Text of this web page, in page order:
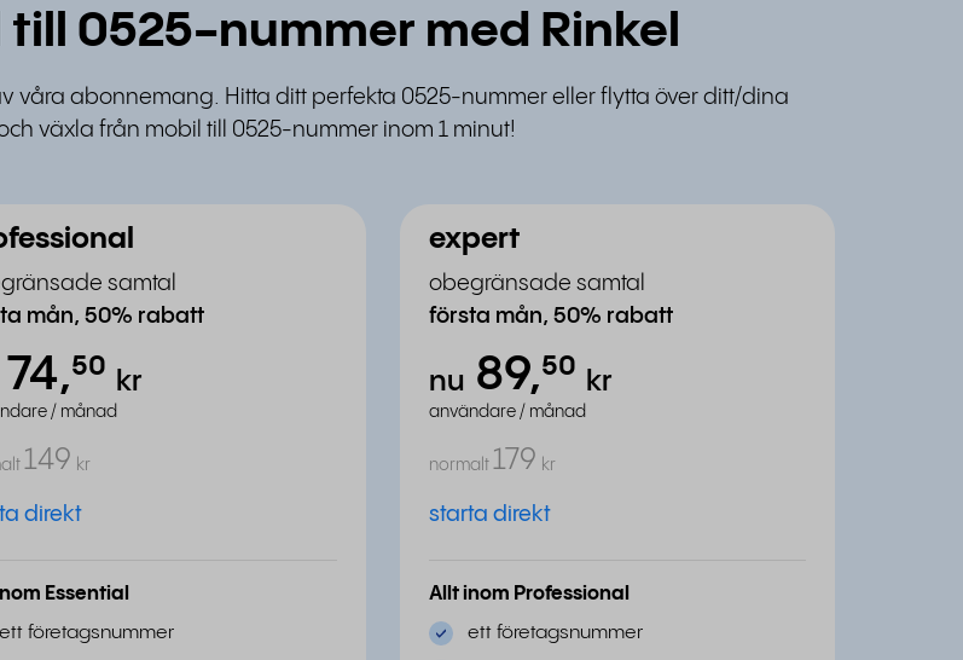
0525-nummer med Rinkel
våra abonnemang. Hitta ditt perfekta 0525-nummer eller flytta över ditt/dina
växla från mobil till 0525-nummer inom 1 minut!
samtal
mån, 50% rabatt
kr
74,⁵⁰
/ månad
kr
149
direkt
Essential
ett företagsnummer
expert
obegränsade samtal
första mån, 50% rabatt
nu kr
89,⁵⁰
användare / månad
normalt kr
179
starta direkt
Allt inom Professional
ett företagsnummer